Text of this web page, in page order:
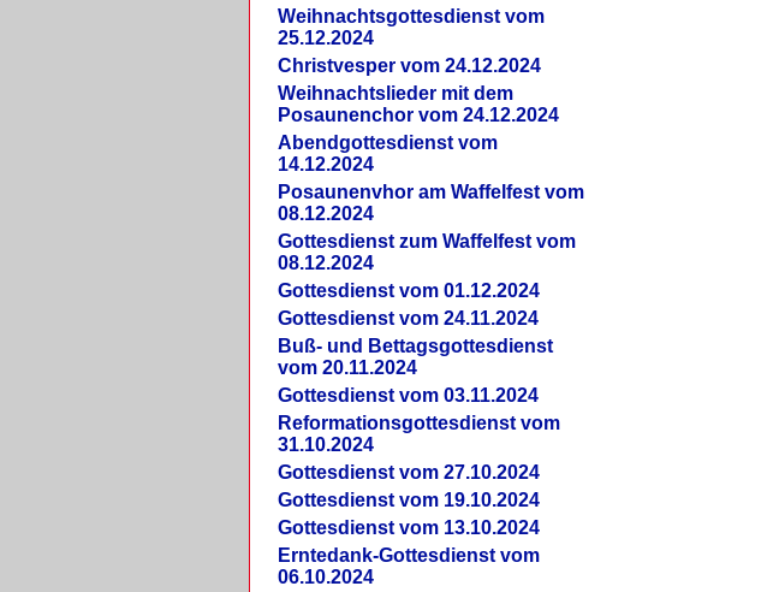
Weihnachtsgottesdienst vom
25.12.2024
Christvesper vom 24.12.2024
Weihnachtslieder mit dem
Posaunenchor vom 24.12.2024
Abendgottesdienst vom
14.12.2024
Posaunenvhor am Waffelfest vom
08.12.2024
Gottesdienst zum Waffelfest vom
08.12.2024
Gottesdienst vom 01.12.2024
Gottesdienst vom 24.11.2024
Buß- und Bettagsgottesdienst
vom 20.11.2024
Gottesdienst vom 03.11.2024
Reformationsgottesdienst vom
31.10.2024
Gottesdienst vom 27.10.2024
Gottesdienst vom 19.10.2024
Gottesdienst vom 13.10.2024
Erntedank-Gottesdienst vom
06.10.2024